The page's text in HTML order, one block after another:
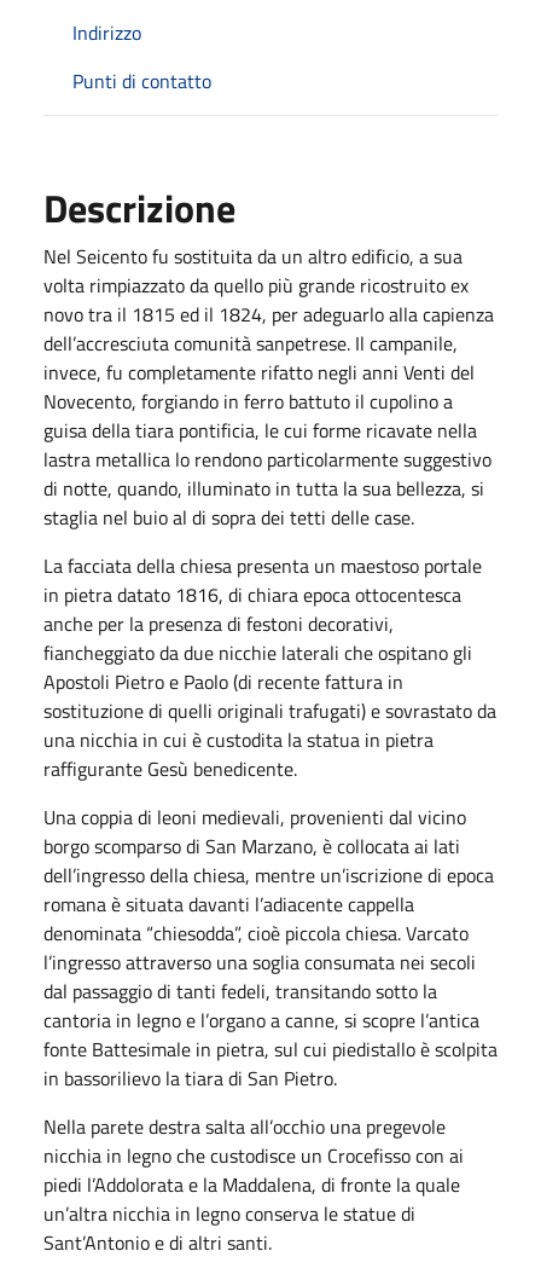
Indirizzo
Punti di contatto
Descrizione
Nel Seicento fu sostituita da un altro edificio, a sua
volta rimpiazzato da quello più grande ricostruito ex
novo tra il 1815 ed il 1824, per adeguarlo alla capienza
dell’accresciuta comunità sanpetrese. Il campanile,
invece, fu completamente rifatto negli anni Venti del
Novecento, forgiando in ferro battuto il cupolino a
guisa della tiara pontificia, le cui forme ricavate nella
lastra metallica lo rendono particolarmente suggestivo
di notte, quando, illuminato in tutta la sua bellezza, si
staglia nel buio al di sopra dei tetti delle case.
La facciata della chiesa presenta un maestoso portale
in pietra datato 1816, di chiara epoca ottocentesca
anche per la presenza di festoni decorativi,
fiancheggiato da due nicchie laterali che ospitano gli
Apostoli Pietro e Paolo (di recente fattura in
sostituzione di quelli originali trafugati) e sovrastato da
una nicchia in cui è custodita la statua in pietra
raffigurante Gesù benedicente.
Una coppia di leoni medievali, provenienti dal vicino
borgo scomparso di San Marzano, è collocata ai lati
dell’ingresso della chiesa, mentre un’iscrizione di epoca
romana è situata davanti l’adiacente cappella
denominata “chiesodda”, cioè piccola chiesa. Varcato
l’ingresso attraverso una soglia consumata nei secoli
dal passaggio di tanti fedeli, transitando sotto la
cantoria in legno e l’organo a canne, si scopre l’antica
fonte Battesimale in pietra, sul cui piedistallo è scolpita
in bassorilievo la tiara di San Pietro.
Nella parete destra salta all’occhio una pregevole
nicchia in legno che custodisce un Crocefisso con ai
piedi l’Addolorata e la Maddalena, di fronte la quale
un’altra nicchia in legno conserva le statue di
Sant’Antonio e di altri santi.